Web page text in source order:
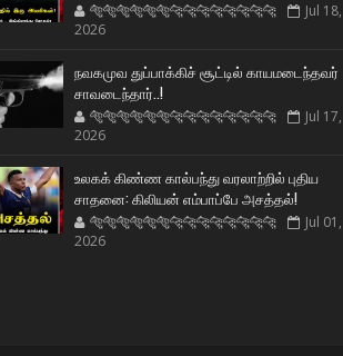
🐅🐅🐅🐅🐅🐅🐆🐆🐆🐆🐆🐆🐆🐆
Jul 18,
2026
நவகமுவ துப்பாக்கிச் சூட்டில் காயமடைந்தவர்
சாவடைந்தார்..!
🐅🐅🐅🐅🐅🐅🐆🐆🐆🐆🐆🐆🐆🐆
Jul 17,
2026
உலகக் கிண்ண கால்பந்து வரலாற்றில் புதிய
சாதனை: கிலியன் எம்பாப்பே அசத்தல்!
🐅🐅🐅🐅🐅🐅🐆🐆🐆🐆🐆🐆🐆🐆
Jul 01,
2026